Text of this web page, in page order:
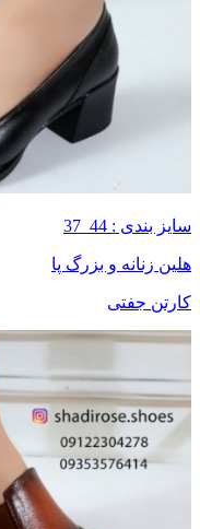
سایز بندی : 44_37
هلین زنانه و بزرگ پا
کارتن جفتی